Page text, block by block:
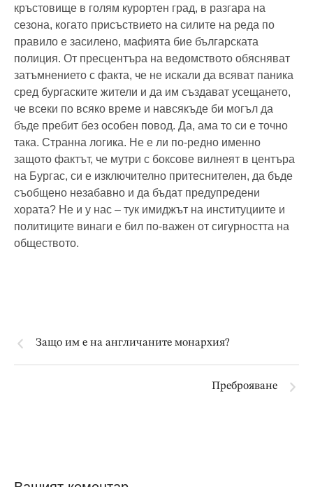
кръстовище в голям курортен град, в разгара на
сезона, когато присъствието на силите на реда по
правило е засилено, мафията бие българската
полиция. От пресцентъра на ведомството обясняват
затъмнението с факта, че не искали да всяват паника
сред бургаските жители и да им създават усещането,
че всеки по всяко време и навсякъде би могъл да
бъде пребит без особен повод. Да, ама то си е точно
така. Странна логика. Не е ли по-редно именно
защото фактът, че мутри с боксове вилнеят в центъра
на Бургас, си е изключително притеснителен, да бъде
съобщено незабавно и да бъдат предупредени
хората? Не и у нас – тук имиджът на институциите и
политиците винаги е бил по-важен от сигурността на
обществото.
Защо им е на англичаните монархия?
Преброяване